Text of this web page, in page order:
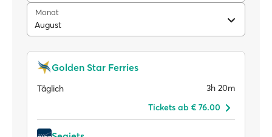
Monat
August
Golden Star Ferries
Täglich
3h 20m
Tickets ab € 76.00